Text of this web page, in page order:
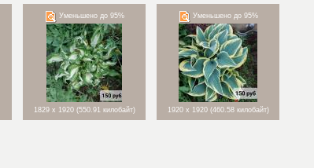
Уменьшено до 95%
1829 x 1920 (550.91 килобайт)
Уменьшено до 95%
1920 x 1920 (460.58 килобайт)